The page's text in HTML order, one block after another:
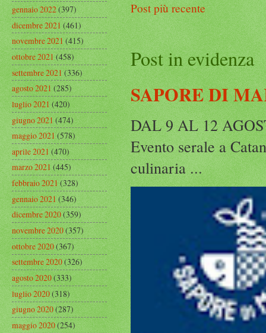
Post più recente
Post in evidenza
SAPORE DI
DAL 9 AL 12
Evento serale a
culinaria ...
gennaio 2022(397)
dicembre 2021(461)
novembre 2021(415)
ottobre 2021(458)
settembre 2021(336)
agosto 2021(285)
luglio 2021(420)
giugno 2021(474)
maggio 2021(578)
aprile 2021(470)
marzo 2021(445)
febbraio 2021(328)
gennaio 2021(346)
dicembre 2020(359)
novembre 2020(357)
ottobre 2020(367)
settembre 2020(326)
agosto 2020(333)
luglio 2020(318)
giugno 2020(287)
maggio 2020(254)